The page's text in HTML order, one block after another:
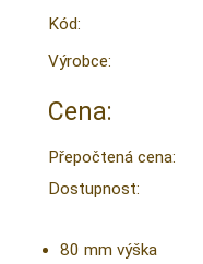
Kód:
Výrobce:
Cena:
Přepočtená cena:
Dostupnost:
80 mm výška